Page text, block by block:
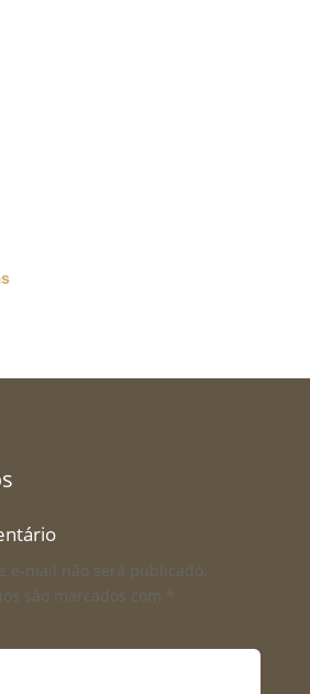
e-mail não será publicado.
são marcados com *